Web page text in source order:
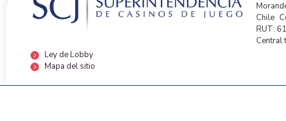
Ley de Lobby
Mapa del sitio
Chile
RUT:
Central